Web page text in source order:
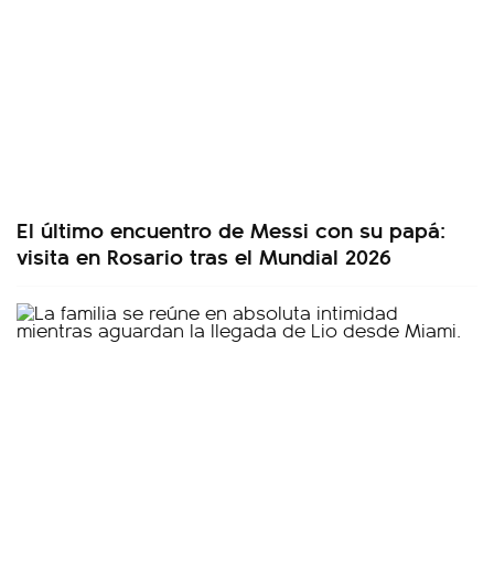
El último encuentro de Messi con su papá:
visita en Rosario tras el Mundial 2026